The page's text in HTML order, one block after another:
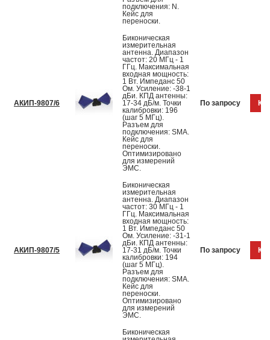
подключения: N.
Кейс для
переноски.
АКИП-9807/6
Биконическая
измерительная
антенна. Диапазон
частот: 20 МГц - 1
ГГц. Максимальная
входная мощность:
1 Вт. Импеданс 50
Ом. Усиление: -38-1
дБи. КПД антенны:
17-34 дБ/м. Точки
калибровки: 196
(шаг 5 МГц).
Разъем для
подключения: SMA.
Кейс для
переноски.
Оптимизировано
для измерений
ЭМС.
По запросу
АКИП-9807/5
Биконическая
измерительная
антенна. Диапазон
частот: 30 МГц - 1
ГГц. Максимальная
входная мощность:
1 Вт. Импеданс 50
Ом. Усиление: -31-1
дБи. КПД антенны:
17-31 дБ/м. Точки
калибровки: 194
(шаг 5 МГц).
Разъем для
подключения: SMA.
Кейс для
переноски.
Оптимизировано
для измерений
ЭМС.
По запросу
Биконическая